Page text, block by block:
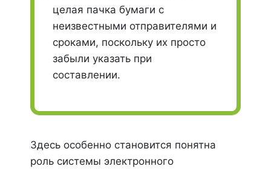
целая пачка бумаги с
неизвестными отправителями и
сроками, поскольку их просто
забыли указать при
составлении.
Здесь особенно становится понятна
роль системы электронного